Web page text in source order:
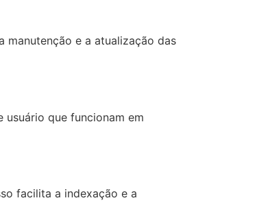
manutenção e a atualização das
que funcionam em
facilita a indexação e a